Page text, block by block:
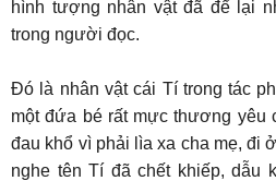
hình tượng nhân vật đã để lại
trong người đọc.
Đó là nhân vật cái Tí trong tác
một đứa bé rất mực thương yêu
đau khổ vì phải lìa xa cha mẹ, đi
nghe tên Tí đã chết khiếp, dẫu